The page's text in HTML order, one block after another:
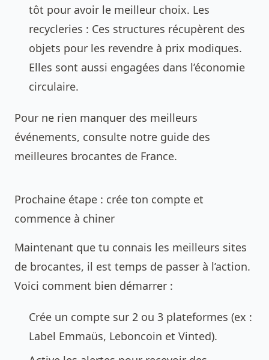
tôt pour avoir le meilleur choix. Les
recycleries : Ces structures récupèrent des
objets pour les revendre à prix modiques.
Elles sont aussi engagées dans l’économie
circulaire.
Pour ne rien manquer des meilleurs
événements, consulte notre guide des
meilleures brocantes de France.
Prochaine étape : crée ton compte et
commence à chiner
Maintenant que tu connais les meilleurs sites
de brocantes, il est temps de passer à l’action.
Voici comment bien démarrer :
Crée un compte sur 2 ou 3 plateformes (ex :
Label Emmaüs, Leboncoin et Vinted).